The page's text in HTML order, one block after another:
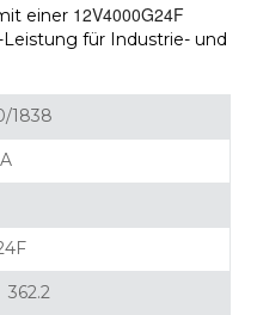
einer 12V4000G24F
für Industrie- und
1838
362.2